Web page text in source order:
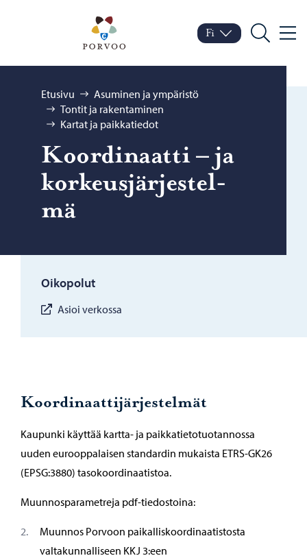
Porvoo – Siirry
Vaihda kieltä
Nykyinen kieli: Suomi
Fi
Hae
Selaa:
Etusivu
Asuminen ja ympäristö
Tontit ja rakentaminen
Kartat ja paikkatiedot
Koor­di­naat­ti – ja
kor­keus­jär­jes­tel­
mä
Oikopolut
Asioi verkossa
Koordinaattijärjestelmät
Kaupunki käyttää kartta- ja paikkatietotuotannossa
uuden eurooppalaisen standardin mukaista ETRS-GK26
(EPSG:3880) tasokoordinaatistoa.
Muunnosparametreja pdf-tiedostoina:
Muunnos Porvoon paikalliskoordinaatistosta
valtakunnalliseen KKJ 3:een